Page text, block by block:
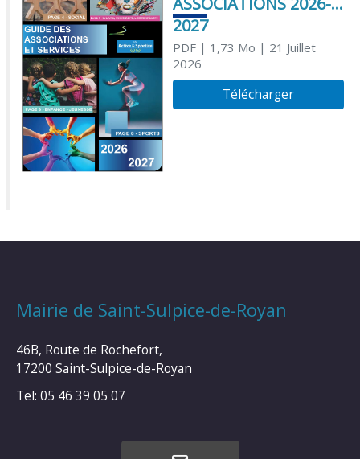
2027
PDF| 1,73 Mo | 21 Juillet
2026
Télécharger
Mairie de Saint-Sulpice-de-Royan
46B, Route de Rochefort,
17200 Saint-Sulpice-de-Royan
Tel: 05 46 39 05 07